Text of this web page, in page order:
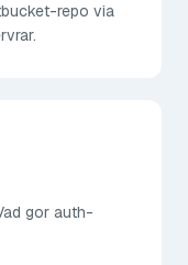
repo via
gor auth-